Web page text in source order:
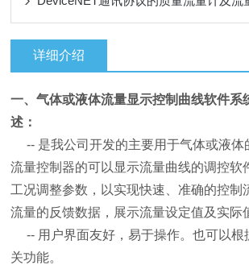
详细介绍
一、气体或液体流量显示控制曲线软件系
述：
-- 是我公司开发的主要用于气体或液体
流量控制器的可以显示流量曲线的调控软
工况调整参数，以实现快速、准确的控制
流量的反馈数据，展示流量设定值及实际
-- 用户界面友好，易于操作。也可以根
关功能。